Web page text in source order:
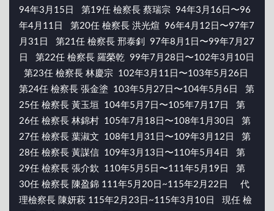
94年3月15日 第19任 檢察長 蔡瑞宗 94年3月16日〜96
年4月11日 第20任 檢察長 洪光煊 96年4月12日〜97年7
月31日 第21任 檢察長 邢泰釗 97年8月1日〜99年7月27
日 第22任 檢察長 羅榮乾 99年7月28日〜102年3月10日
第23任 檢察長 林慶宗 102年3月11日〜103年5月26日
第24任 檢察長 張金塗 103年5月27日〜104年5月6日 第
25任 檢察長 黃玉垣 104年5月7日〜105年7月17日 第
26任 檢察長 林錦村 105年7月18日〜108年1月30日 第
27任 檢察長 葉淑文 108年1月31日〜109年3月12日 第
28任 檢察長 黃謀信 109年3月13日〜110年5月4日 第
29任 檢察長 張介欽 110年5月5日〜111年5月19日 第
30任 檢察長 陳盈錦 111年5月20日~115年2月22日 代
理檢察長 陳妍萩 115年2月23日~115年3月10日 現任 檢